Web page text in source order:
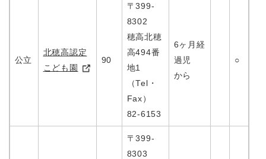
公立
北穂高認定
こども園
90
〒399-
8302
穂高北穂
高494番
地1
（Tel・
Fax）
82-6153
6ヶ月経
過児
から
○
〒399-
8303